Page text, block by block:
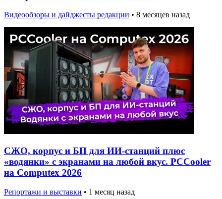
Видеообзоры и дайджесты редакции • 8 месяцев назад
СЖО, корпус и БП для ИИ-станций плюс
«водянки» с экранами на любой вкус. PCCooler
на Computex 2026
Репортажи и выставки • 1 месяц назад